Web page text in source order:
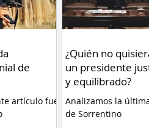
de
artículo fue
¿Quién no
un presidente
y equilibrado?
Analizamos la
de Sorrentino